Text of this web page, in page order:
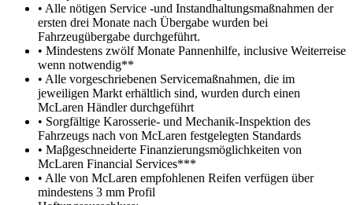
• Alle nötigen Service -und Instandhaltungsmaßnahmen der
ersten drei Monate nach Übergabe wurden bei
Fahrzeugübergabe durchgeführt.
• Mindestens zwölf Monate Pannenhilfe, inclusive Weiterreise
wenn notwendig**
• Alle vorgeschriebenen Servicemaßnahmen, die im
jeweiligen Markt erhältlich sind, wurden durch einen
McLaren Händler durchgeführt
• Sorgfältige Karosserie- und Mechanik-Inspektion des
Fahrzeugs nach von McLaren festgelegten Standards
• Maβgeschneiderte Finanzierungsmöglichkeiten von
McLaren Financial Services***
• Alle von McLaren empfohlenen Reifen verfügen über
mindestens 3 mm Profil